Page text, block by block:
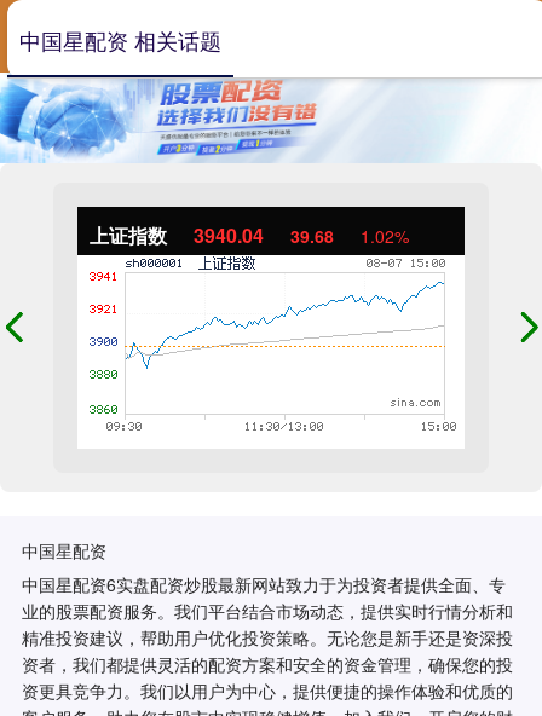
上证指数 3940.04 39.68 1.02%
中国星配资
中国星配资6实盘配资炒股最新网站致力于为投资者提供全面、专
业的股票配资服务。我们平台结合市场动态，提供实时行情分析和
精准投资建议，帮助用户优化投资策略。无论您是新手还是资深投
资者，我们都提供灵活的配资方案和安全的资金管理，确保您的投
资更具竞争力。我们以用户为中心，提供便捷的操作体验和优质的
中国星配资 相关话题